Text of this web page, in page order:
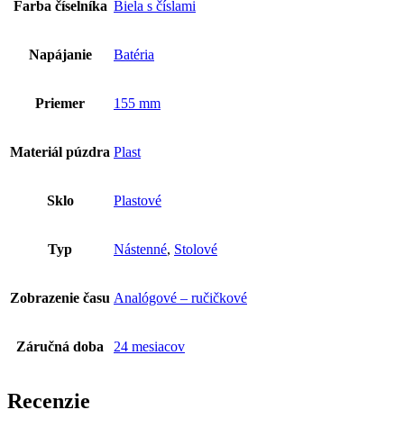
Farba číselníka Biela s číslami
Napájanie Batéria
Priemer 155 mm
Materiál púzdra Plast
Sklo Plastové
Typ Nástenné, Stolové
Zobrazenie času Analógové – ručičkové
Záručná doba 24 mesiacov
Recenzie